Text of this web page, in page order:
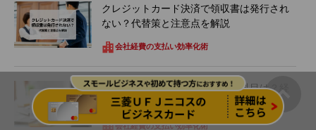
クレジットカード決済で領収書は発行され
ない？代替策と注意点を解説
会社経費の支払い効率化術
クレジットカード年会費の勘定科目は？経
費計上方法を仕訳例で解説
会社経費の支払い効率化術